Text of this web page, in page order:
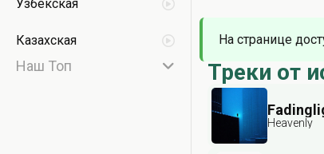
Узбекская
Казахская
Наш Топ
На странице
Треки от
Heavenly